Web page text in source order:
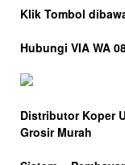
Klik Tombol
Hubungi VIA WA
Distributor Koper
Grosir Murah